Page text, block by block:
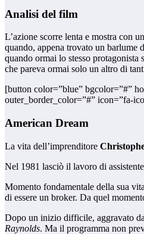
Analisi del film
L’azione scorre lenta e mostra con
quando, appena trovato un barlume
quando ormai lo stesso protagonista
che pareva ormai solo un altro di
[button color=”blue” bgcolor=”#”
outer_border_color=”#” icon=”fa-
American Dream
La vita dell’imprenditore
Nel 1981 lasciò il lavoro di
Momento fondamentale della sua
di essere un broker. Da quel
Dopo un inizio difficile, aggravato
Raynolds. Ma il programma non